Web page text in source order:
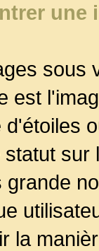
une
sous
est
la